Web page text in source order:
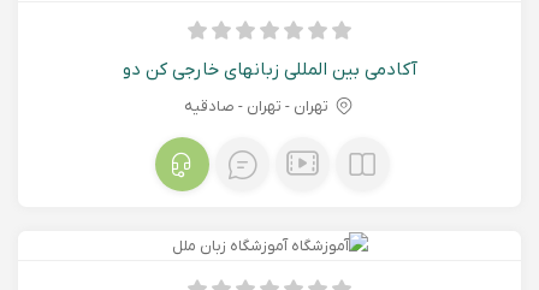
آکادمی بین المللی زبانهای خارجی کن دو
تهران - تهران - صادقیه